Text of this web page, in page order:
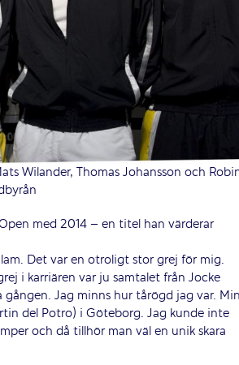
Wilander, Thomas Johansson och
med 2014 – en titel han värderar
Det var en otroligt stor grej för mig.
i karriären var ju samtalet från Jocke
Jag minns hur tårögd jag var.
del Potro) i Göteborg. Jag kunde inte
och då tillhör man väl en unik skara